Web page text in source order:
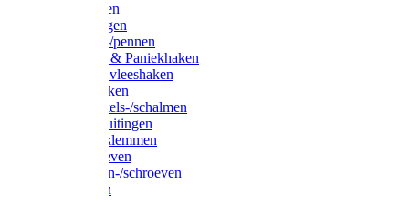
Sleutelringen
Gelaste ringen
Borgveren-/pennen
Musketons & Paniekhaken
S-haken & vleeshaken
Karabijnhaken
Noodschakels-/schalmen
Harp-/D-sluitingen
Staaldraadklemmen
Spanschroeven
Ringmoeren-/schroeven
Puntkousen